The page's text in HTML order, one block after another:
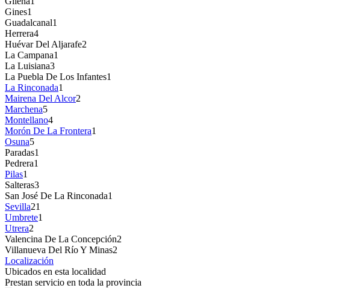
Gines1
Guadalcanal1
Herrera4
Huévar Del Aljarafe2
La Campana1
La Luisiana3
La Puebla De Los Infantes1
La Rinconada1
Mairena Del Alcor2
Marchena5
Montellano4
Morón De La Frontera1
Osuna5
Paradas1
Pedrera1
Pilas1
Salteras3
San José De La Rinconada1
Sevilla21
Umbrete1
Utrera2
Valencina De La Concepción2
Villanueva Del Río Y Minas2
Localización
Ubicados en esta localidad
Prestan servicio en toda la provincia